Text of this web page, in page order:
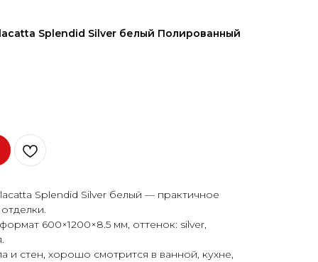
Splendid Silver белый Полированный
Splendid Silver белый — практичное
600×1200×8.5 мм, оттенок: silver,
и стен, хорошо смотрится в ванной, кухне,